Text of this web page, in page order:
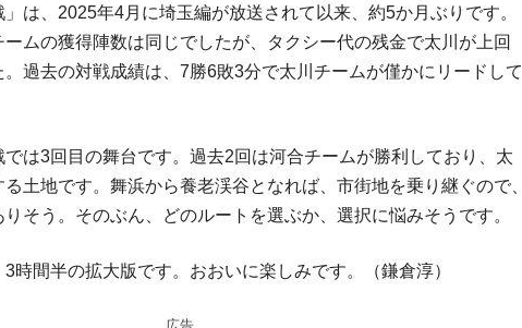
」は、2025年4月に埼玉編が放送されて以来、約5か月ぶりです。
ムの獲得陣数は同じでしたが、タクシー代の残金で太川が上回
。過去の対戦成績は、7勝6敗3分で太川チームが僅かにリードして
は3回目の舞台です。過去2回は河合チームが勝利しており、太
土地です。舞浜から養老渓谷となれば、市街地を乗り継ぐので、
そう。そのぶん、どのルートを選ぶか、選択に悩みそうです。
時間半の拡大版です。おおいに楽しみです。（鎌倉淳）